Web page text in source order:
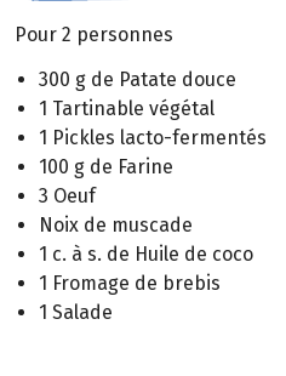
Pour 2 personnes
300 g de Patate douce
1 Tartinable végétal
1 Pickles lacto-fermentés
100 g de Farine
3 Oeuf
Noix de muscade
1 c. à s. de Huile de coco
1 Fromage de brebis
1 Salade